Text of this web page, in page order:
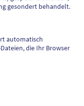
gesondert behandelt.
automatisch
die Ihr Browser